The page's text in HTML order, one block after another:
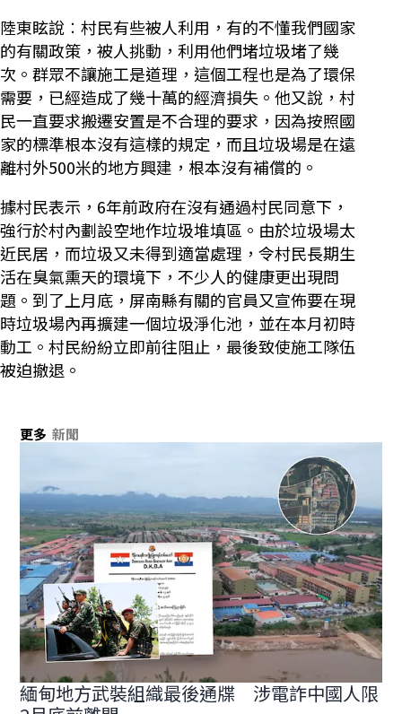
陸東眩說︰村民有些被人利用，有的不懂我們國家
的有關政策，被人挑動，利用他們堵垃圾堵了幾
次。群眾不讓施工是道理，這個工程也是為了環保
需要，已經造成了幾十萬的經濟損失。他又說，村
民一直要求搬遷安置是不合理的要求，因為按照國
家的標準根本沒有這樣的規定，而且垃圾場是在遠
離村外500米的地方興建，根本沒有補償的。
據村民表示，6年前政府在沒有通過村民同意下，
強行於村內劃設空地作垃圾堆填區。由於垃圾場太
近民居，而垃圾又未得到適當處理，令村民長期生
活在臭氣熏天的環境下，不少人的健康更出現問
題。到了上月底，屏南縣有關的官員又宣佈要在現
時垃圾場內再擴建一個垃圾淨化池，並在本月初時
動工。村民紛紛立即前往阻止，最後致使施工隊伍
被迫撤退。
更多 新聞
緬甸地方武裝組織最後通牒 涉電詐中國人限